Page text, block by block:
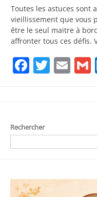
Toutes les astuces sont
vieillissement que vous
être le seul maitre à
affronter tous ces défis.
Rechercher